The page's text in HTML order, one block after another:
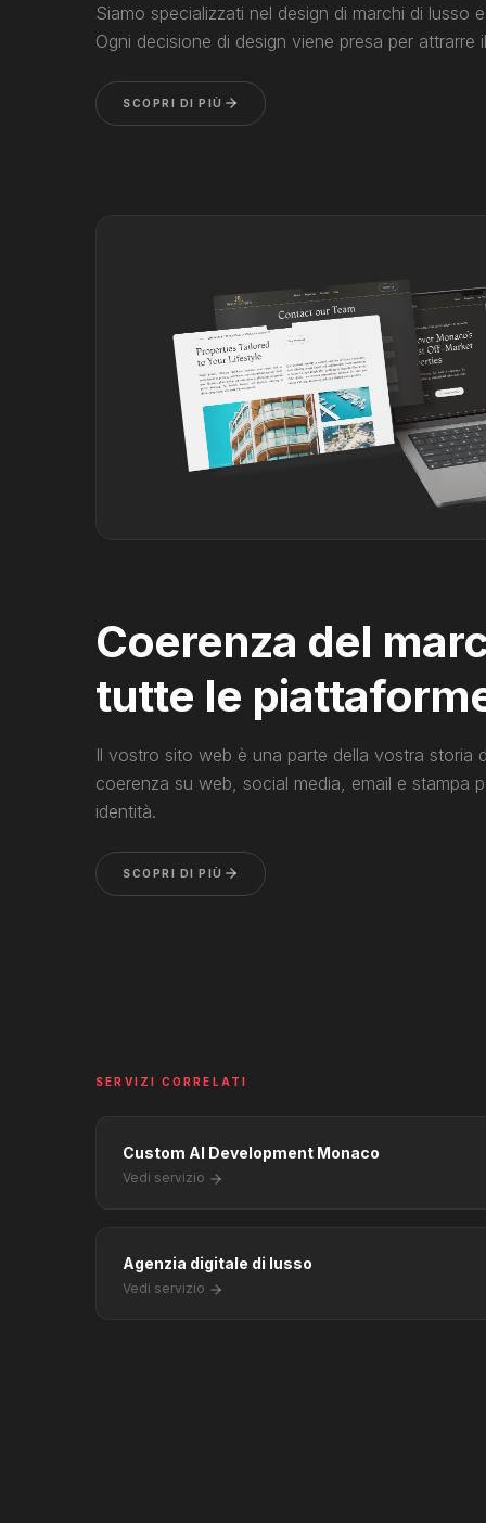
Siamo specializzati nel design di marchi di lusso
Ogni decisione di design viene presa per
SCOPRI DI PIÙ
Coerenza del
tutte le
Il vostro sito web è una parte della vostra storia
coerenza su web, social media, email e stampa
identità.
SCOPRI DI PIÙ
SERVIZI CORRELATI
Custom AI Development Monaco
Vedi servizio
Agenzia digitale di lusso
Vedi servizio